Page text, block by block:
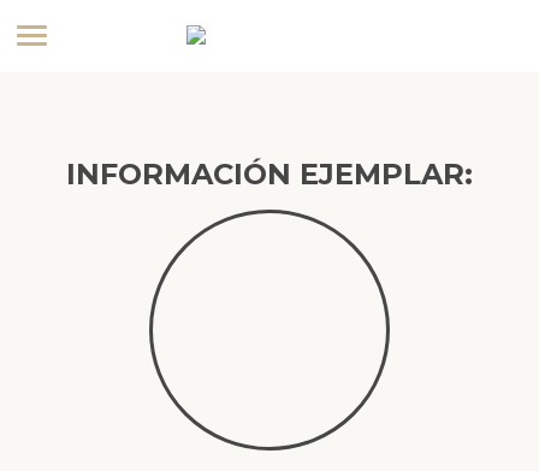
INFORMACIÓN EJEMPLAR: